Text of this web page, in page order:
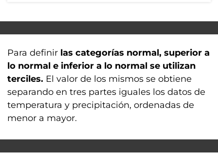
Para definir las categorías normal, superior a
lo normal e inferior a lo normal se utilizan
terciles. El valor de los mismos se obtiene
separando en tres partes iguales los datos de
temperatura y precipitación, ordenadas de
menor a mayor.